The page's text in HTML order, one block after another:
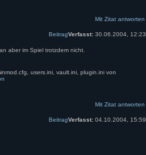
Mit Zitat antworten
BeitragVerfasst: 30.06.2004, 12:23
aber im Spiel trotzdem nicht.
users.ini, vault.ini, plugin.ini von
Mit Zitat antworten
BeitragVerfasst: 04.10.2004, 15:59